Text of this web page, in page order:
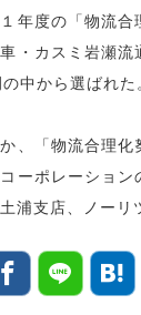
年度の「物流合
・カスミ岩瀬
中から選ばれた
、「物流合理化
ーポレーショ
浦支店、ノーリ